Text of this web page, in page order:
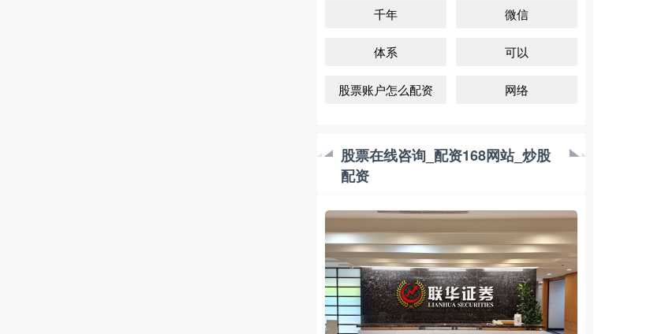
千年 微信
体系 可以
股票账户怎么配资 网络
股票在线咨询_配资168网站_炒股
配资